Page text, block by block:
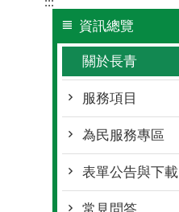
資訊總覽
關於長青
服務項目
為民服務專區
表單公告與下載